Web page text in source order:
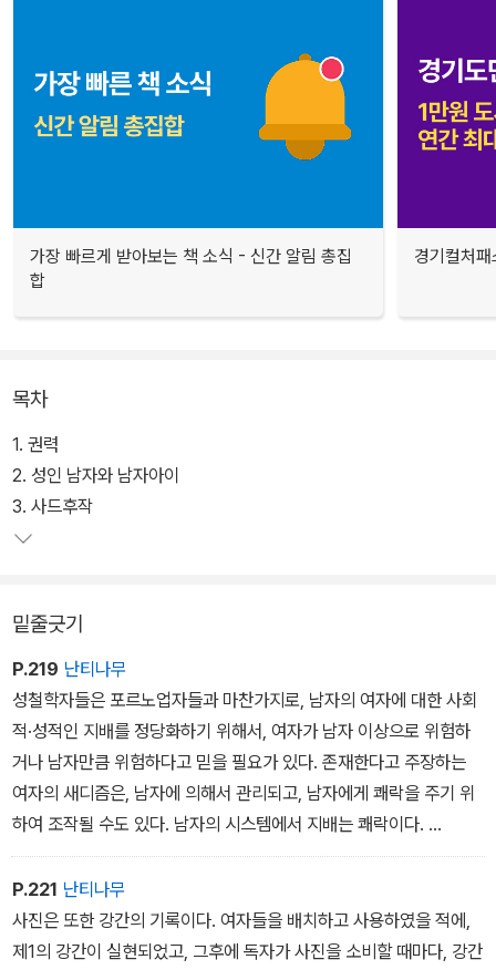
가장 빠르게 받아보는 책 소식 - 신간 알림 총집
합
경기컬처
목차
1. 권력
2. 성인 남자와 남자아이
3. 사드후작
밑줄긋기
P.219 난티나무
성철학자들은 포르노업자들과 마찬가지로, 남자의 여자에 대한 사회
적·성적인 지배를 정당화하기 위해서, 여자가 남자 이상으로 위험하
거나 남자만큼 위험하다고 믿을 필요가 있다. 존재한다고 주장하는
여자의 새디즘은, 남자에 의해서 관리되고, 남자에게 쾌락을 주기 위
하여 조작될 수도 있다. 남자의 시스템에서 지배는 쾌락이다.
동시에 만족하기 위하여 필요한 것은, 여자는 남자들에게 통제받는
것이 아니라 자유롭게 행동하고 있다는 환상이다.
P.221 난티나무
사진은 또한 강간의 기록이다. 여자들을 배치하고 사용하였을 적에,
제1의 강간이 실현되었고, 그후에 독자가 사진을 소비할 때마다, 강간